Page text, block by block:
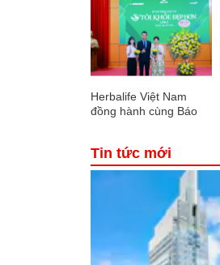
Herbalife Việt Nam
đồng hành cùng Báo
Khỏe Đẹp Hơn” lần thứ
5 để khuyến khích mọi
bản tốt hơn của chính
Tin tức mới